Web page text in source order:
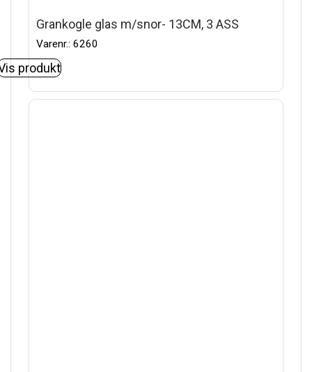
Grankogle glas m/snor- 13CM, 3 ASS
Varenr.: 6260
produkt